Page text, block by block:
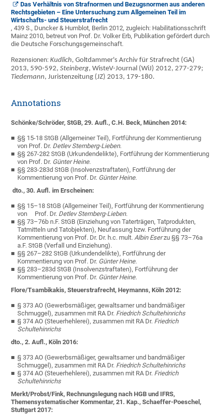
Das Verhältnis von Strafnormen und Bezugsnormen aus anderen
Rechtsgebieten – Eine Untersuchung zum Allgemeinen Teil im
Wirtschafts- und Steuerstrafrecht
, 439 S., Duncker & Humblot, Berlin 2012, zugleich: Habilitationsschrift
Mainz 2010, betreut von Prof. Dr. Volker Erb, Publikation gefördert durch
die Deutsche Forschungsgemeinschaft.
Rezensionen:Kudlich, Goltdammer's Archiv für Strafrecht (GA)
2013, 590-592,Steinberg, WisteV-Journal (WiJ) 2012, 277-279;
Tiedemann, Juristenzeitung (JZ) 2013, 179-180.
Annotations
Schönke/Schröder, StGB, 29. Aufl., C.H. Beck, München 2014:
§§ 15-18 StGB (Allgemeiner Teil), Fortführung der Kommentierung
von Prof. Dr. Detlev Sternberg-Lieben.
§§ 267-282 StGB (Urkundendelikte), Fortführung der Kommentierung
von Prof. Dr. Günter Heine.
§§ 283-283d StGB (Insolvenzstraftaten), Fortführung der
Kommentierung von Prof. Dr. Günter Heine.
dto., 30. Aufl. im Erscheinen:
§§ 15–18 StGB (Allgemeiner Teil), Fortführung der Kommentierung
von Prof. Dr. Detlev Sternberg-Lieben.
§§ 73–76b n.F. StGB (Einziehung von Taterträgen, Tatprodukten,
Tatmitteln und Tatobjekten), Neufassung bzw. Fortführung der
Kommentierung von Prof. Dr. Dr. h.c. mult.Albin Eserzu §§ 73–76a
a.F. StGB (Verfall und Einziehung).
§§ 267–282 StGB (Urkundendelikte), Fortführung der
Kommentierung von Prof. Dr. Günter Heine.
§§ 283–283d StGB (Insolvenzstraftaten), Fortführung der
Kommentierung von Prof. Dr. Günter Heine.
Flore/Tsambikakis, Steuerstrafrecht, Heymanns, Köln 2012:
§ 373 AO (Gewerbsmäßiger, gewaltsamer und bandmäßiger
Schmuggel), zusammen mit RA Dr. Friedrich Schultehinrichs
§ 374 AO (Steuerhehlerei), zusammen mit RA Dr. Friedrich
Schultehinrichs
dto., 2. Aufl., Köln 2016:
§ 373 AO (Gewerbsmäßiger, gewaltsamer und bandmäßiger
Schmuggel), zusammen mit RA Dr. Friedrich Schultehinrichs
§ 374 AO (Steuerhehlerei), zusammen mit RA Dr. Friedrich
Schultehinrichs
Merkt/Probst/Fink, Rechnungslegung nach HGB und IFRS,
Themensystematischer Kommentar, 21. Kap., Schaeffer-Poeschel,
Stuttgart 2017: